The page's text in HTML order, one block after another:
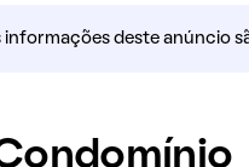
informações deste anúncio